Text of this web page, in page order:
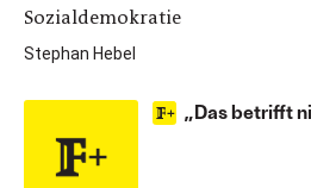
Sozialdemokratie
Stephan Hebel
„Das betrifft